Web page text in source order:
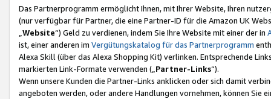
Das Partnerprogramm ermöglicht Ihnen, mit Ihrer Website, Ihren
(nur verfügbar für Partner, die eine Partner-ID für die Amazon UK
Website“) Geld zu verdienen, indem Sie Ihre Website mit einer der in
ist, einer anderen im Vergütungskatalog für das Partnerprogramm
Alexa Skill (über das Alexa Shopping Kit) verlinken. Entsprechende
markierten Link-Formate verwenden („ Partner-Links“).
Wenn unsere Kunden die Partner-Links anklicken oder sich damit
angeboten werden, oder andere Handlungen vornehmen, können Sie